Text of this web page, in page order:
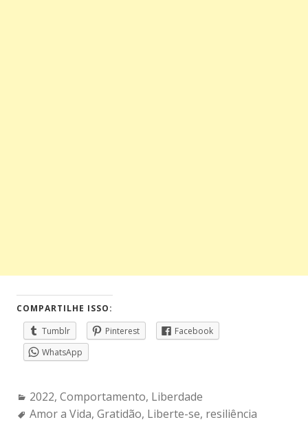
COMPARTILHE ISSO:
Tumblr
Pinterest
Facebook
WhatsApp
Categories:
2022, Comportamento, Liberdade
Tags:
Amor a Vida, Gratidão, Liberte-se, resiliência